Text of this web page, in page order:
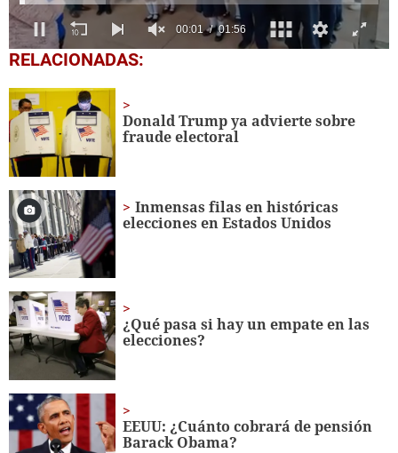
0
seconds
1
minute,
56
seconds
RELACIONADAS:
Donald Trump ya advierte sobre
fraude electoral
Inmensas filas en históricas
elecciones en Estados Unidos
¿Qué pasa si hay un empate en las
elecciones?
EEUU: ¿Cuánto cobrará de pensión
Barack Obama?